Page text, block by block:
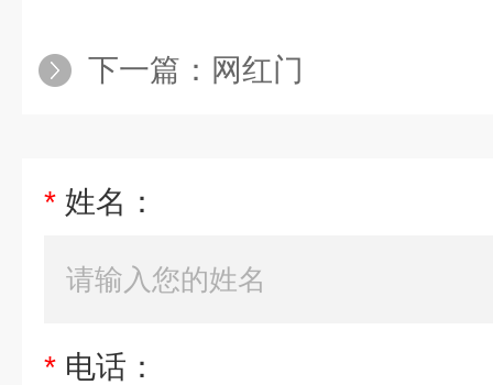
下一篇： 网红门
* 姓名：
* 电话：